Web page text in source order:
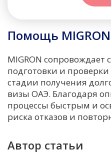
Помощь MIGRON
MIGRON сопровождает
подготовки и
стадии получения
визы ОАЭ. Благодаря
процессы быстрым и
риска отказов и
Автор статьи